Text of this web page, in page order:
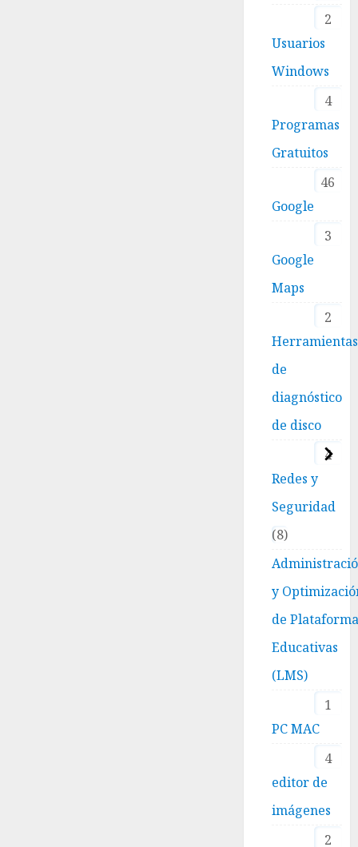
2
Usuarios
Windows
4
Programas
Gratuitos
46
Google
3
Google
Maps
2
Herramientas
de
diagnóstico
de disco
4
Redes y
Seguridad
8
y
de
Educativas
(LMS)
1
PC MAC
4
editor de
imágenes
2